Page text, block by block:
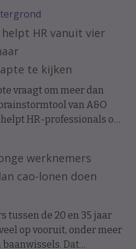
HR vanuit vier
te kijken
vraagt om meer dan
van A&O
HR-professionals om
financials, IT-
uit de business
vanuit vier
te bekijken. Dat
oplossingen voor
werknemers
cao-lonen doen
tussen de 20 en 35 jaar
op vooruit, onder meer
Dat